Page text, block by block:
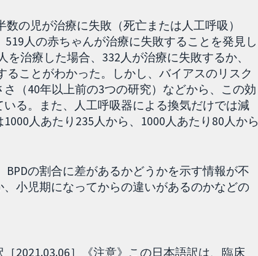
の児が治療に失敗（死亡または人工呼吸）
人の赤ちゃんが治療に失敗することを発見し
を治療した場合、332人が治療に失敗するか、
ることがわかった。しかし、バイアスのリスク
（40年以上前の3つの研究）などから、この効
る。また、人工呼吸器による換気だけでは減
人あたり235人から、1000人あたり80人から
の割合に差があるかどうかを示す情報が不
小児期になってからの違いがあるのかなどの
2021.03.06］《注意》この日本語訳は、臨床